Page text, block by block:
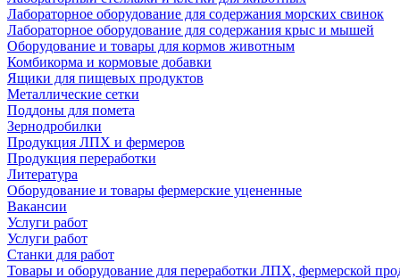
Лабораторное оборудование для содержания морских свинок
Лабораторное оборудование для содержания крыс и мышей
Оборудование и товары для кормов животным
Комбикорма и кормовые добавки
Ящики для пищевых продуктов
Металлические сетки
Поддоны для помета
Зернодробилки
Продукция ЛПХ и фермеров
Продукция переработки
Литература
Оборудование и товары фермерские уцененные
Вакансии
Услуги работ
Услуги работ
Станки для работ
Товары и оборудование для переработки ЛПХ, фермерской